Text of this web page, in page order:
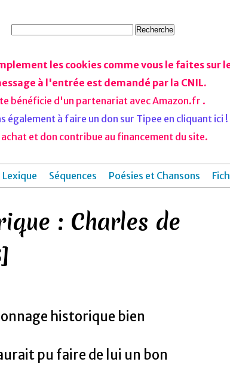
les cookies comme vous le faites sur
à l'entrée est demandé par la CNIL.
bénéficie d'un partenariat avec Amazon.fr .
également à faire un don sur Tipee en cliquant ici !
et don contribue au financement du site.
Lexique Séquences Poésies et Chansons
: Charles de
historique bien
pu faire de lui un bon